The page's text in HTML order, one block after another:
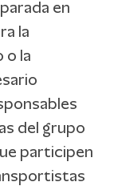
en
la
o la
del grupo
participen